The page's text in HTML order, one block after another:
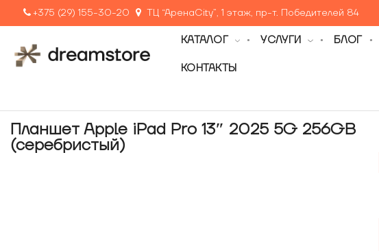
+375 (29) 155-30-20 ТЦ “АренаCity”, 1 этаж, пр-т. Победителей 84
КАТАЛОГ УСЛУГИ БЛОГ
КОНТАКТЫ
Планшет Apple iPad Pro 13″ 2025 5G 256GB
(серебристый)